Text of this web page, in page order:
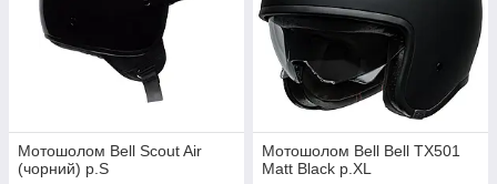
Мотошолом Bell Scout Air
(чорний) р.S
Мотошолом Bell Bell TX501
Matt Black р.XL